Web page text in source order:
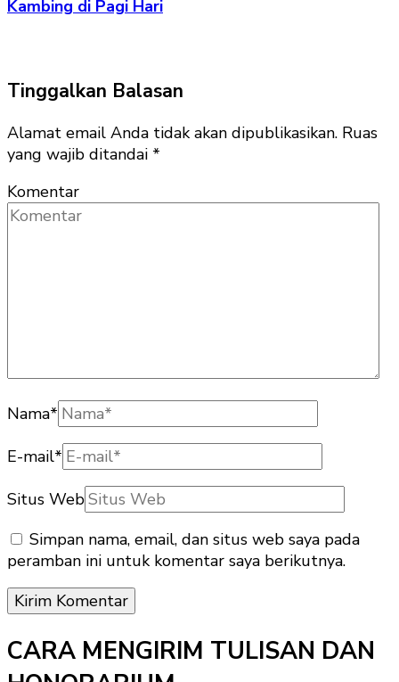
Kambing di Pagi Hari
Tinggalkan Balasan
Alamat email Anda tidak akan dipublikasikan. Ruas
yang wajib ditandai *
Komentar
Nama*
E-mail*
Situs Web
Simpan nama, email, dan situs web saya pada
peramban ini untuk komentar saya berikutnya.
CARA MENGIRIM TULISAN DAN